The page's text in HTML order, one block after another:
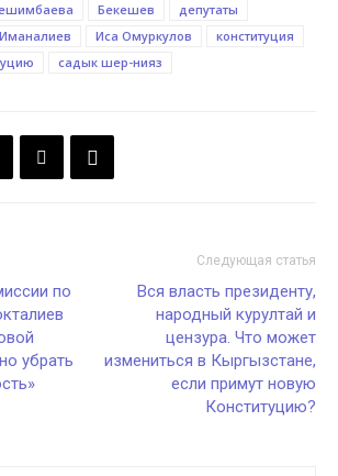
Бекешев
депутаты
Иманалиев Иса Омуркулов
конституция
садык шер-нияз
по
убрать
Следующая статья
Вся власть президенту,
народный курултай и
цензура. Что может
измениться в Кыргызстане,
если примут новую
Конституцию?